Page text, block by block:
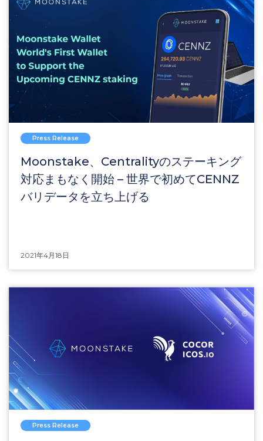
Press Release
Moonstake、Centralityのステーキング
対応まもなく開始 – 世界で初めてCENNZ
バリデータを立ち上げる
2021年4月18日
Press Release